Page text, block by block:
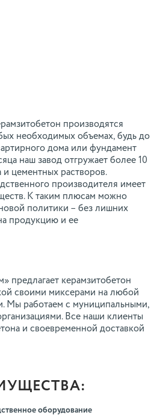
производятся
необходимых объемах, будь до
дома или фундамент
наш завод отгружает более 10
цементных растворов.
производителя имеет
К таким плюсам можно
политики – без лишних
продукцию и ее
предлагает керамзитобетон
своими миксерами на любой
Мы работаем с муниципальными,
Все наши клиенты
и своевременной доставкой
оборудование